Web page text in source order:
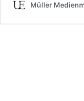
Müller